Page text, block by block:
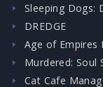
Sleeping Dogs:
DREDGE
Age of Empires
Murdered: Soul
Cat Cafe